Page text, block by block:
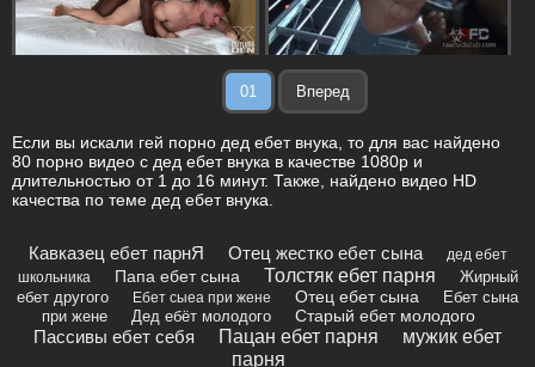
01 Вперед
Если вы искали гей порно дед ебет внука, то для вас найдено
80 порно видео с дед ебет внука в качестве 1080p и
длительностью от 1 до 16 минут. Также, найдено видео HD
качества по теме дед ебет внука.
Кавказец ебет парнЯ Отец жестко ебет сына
дед ебет
школьника
Папа ебет сына Толстяк ебет парня
Жирный
ебет другого
Ебет сыеа при жене Отец ебет сына
Ебет сына
при жене
Дед ебёт молодого Старый ебет молодого
Пассивы ебет себя Пацан ебет парня
мужик ебет
парня